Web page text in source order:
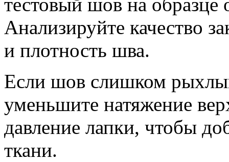
тестовый шов на образце
Анализируйте качество
и плотность шва.
Если шов слишком
уменьшите натяжение
давление лапки, чтобы
ткани.